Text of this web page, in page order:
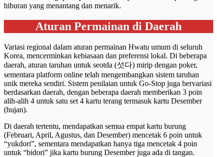
hiburan yang menantang dan menarik.
Aturan Permainan di Daerah
Variasi regional dalam aturan permainan Hwatu umum di seluruh
Korea, mencerminkan kebiasaan dan preferensi lokal. Di beberapa
daerah, aturan taruhan untuk seotda (섯다) mirip dengan poker,
sementara platform online telah mengembangkan sistem taruhan
unik mereka sendiri. Sistem penilaian untuk Go-Stop juga bervariasi
berdasarkan daerah, dengan beberapa daerah memberikan 3 poin
alih-alih 4 untuk satu set 4 kartu terang termasuk kartu Desember
(hujan).
Di daerah tertentu, mendapatkan semua empat kartu burung
(Februari, April, Agustus, dan Desember) mencetak 6 poin untuk
“yukdori”, sementara mendapatkan hanya tiga mencetak 4 poin
untuk “bidori” jika kartu burung Desember juga ada di tangan.